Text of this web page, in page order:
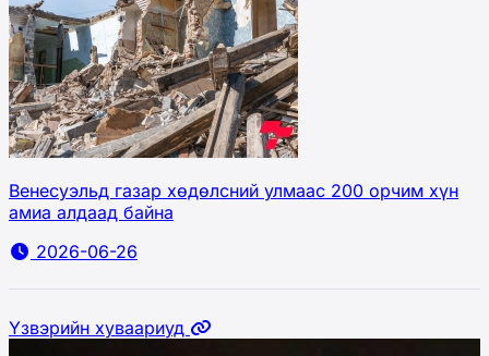
Венесуэльд газар хөдөлсний улмаас 200 орчим хүн
амиа алдаад байна
2026-06-26
Үзвэрийн хуваариуд